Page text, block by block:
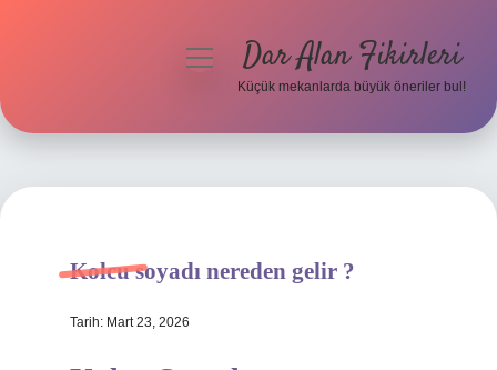
Hakkımızda
menüyüDar Alan Fikirleri
Küçük mekanlarda büyük öneriler bul!
Kolcu soyadı nereden gelir ?
Tarih: Mart 23, 2026